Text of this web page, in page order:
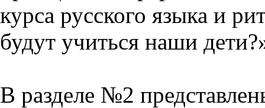
курса русского языка и
будут учиться наши
В разделе №2